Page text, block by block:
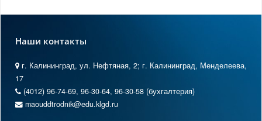
Наши контакты
г. Калининград, ул. Нефтяная, 2; г. Калининград, Менделеева,
17
(4012) 96-74-69, 96-30-64, 96-30-58 (бухгалтерия)
maouddtrodnik@edu.klgd.ru